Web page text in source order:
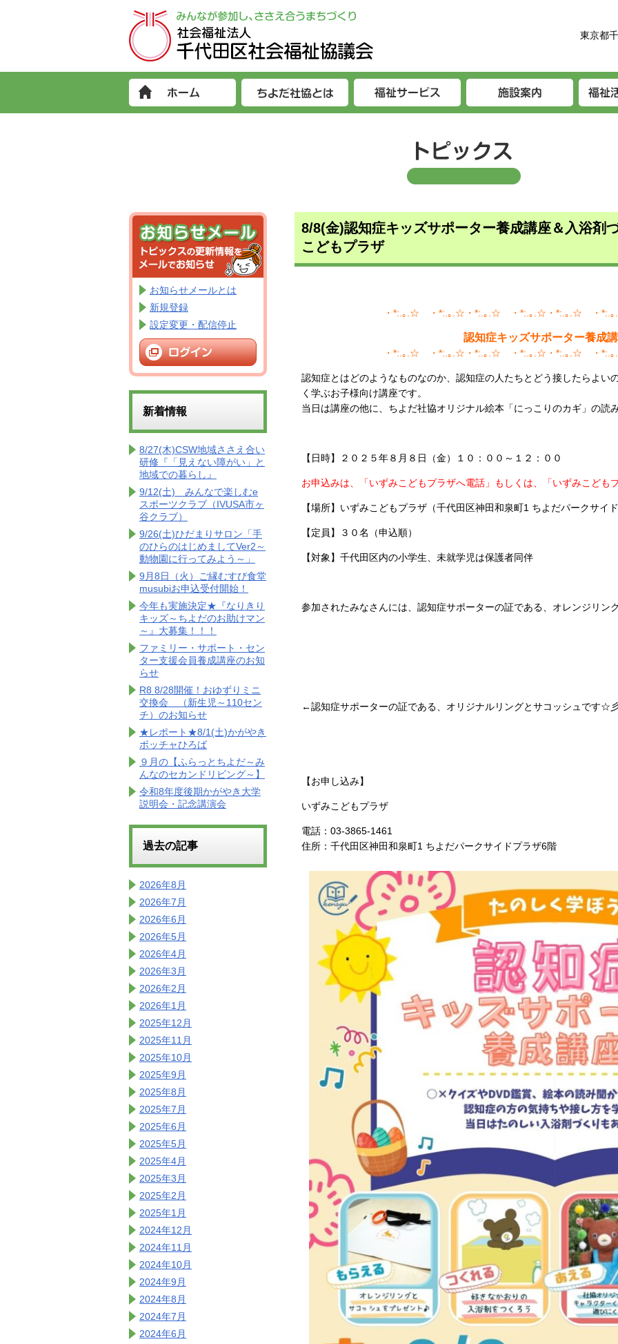
東京都
8/8(金)認知症キッズサポーター養成講座＆入浴剤
こどもプラザ
・*:.｡.☆゚・*:.｡.☆・*:.｡.☆゚・*:.｡.☆・*:.｡.☆゚・*:.
認知症キッズサポーター養成
・*:.｡.☆゚・*:.｡.☆・*:.｡.☆゚・*:.｡.☆・*:.｡.☆゚・*:.
認知症とはどのようなものなのか、認知症の人たちとどう接したらよい
く学ぶお子様向け講座です。
当日は講座の他に、ちよだ社協オリジナル絵本「にっこりのカギ」の読
【日時】２０２５年８月８日（金）１０：００～１２：００
お申込みは、「いずみこどもプラザへ電話」もしくは、「いずみこども
【場所】いずみこどもプラザ（千代田区神田和泉町1 ちよだパークサイ
【定員】３０名（申込順）
【対象】千代田区内の小学生、未就学児は保護者同伴
参加されたみなさんには、認知症サポーターの証である、オレンジリン
←認知症サポーターの証である、オリジナルリングとサコッシュです☆
【お申し込み】
いずみこどもプラザ
電話：03-3865-1461
住所：千代田区神田和泉町1 ちよだパークサイドプラザ6階
お知らせメールとは
新規登録
設定変更・配信停止
新着情報
8/27(木)CSW地域ささえ合い
研修『「見えない障がい」と
地域での暮らし』
9/12(土) みんなで楽しむe
スポーツクラブ（IVUSA市ヶ
谷クラブ）
9/26(土)ひだまりサロン「手
のひらのはじめましてVer2～
動物園に行ってみよう～」
9月8日（火）ご縁むすび食堂
musubiお申込受付開始！
今年も実施決定★『なりきり
キッズ～ちよだのお助けマン
～』大募集！！！
ファミリー・サポート・セン
ター支援会員養成講座のお知
らせ
R8 8/28開催！おゆずりミニ
交換会 （新生児～110セン
チ）のお知らせ
★レポート★8/1(土)かがやき
ボッチャひろば
９月の【ふらっとちよだ～み
んなのセカンドリビング～】
令和8年度後期かがやき大学
説明会・記念講演会
過去の記事
2026年8月
2026年7月
2026年6月
2026年5月
2026年4月
2026年3月
2026年2月
2026年1月
2025年12月
2025年11月
2025年10月
2025年9月
2025年8月
2025年7月
2025年6月
2025年5月
2025年4月
2025年3月
2025年2月
2025年1月
2024年12月
2024年11月
2024年10月
2024年9月
2024年8月
2024年7月
2024年6月